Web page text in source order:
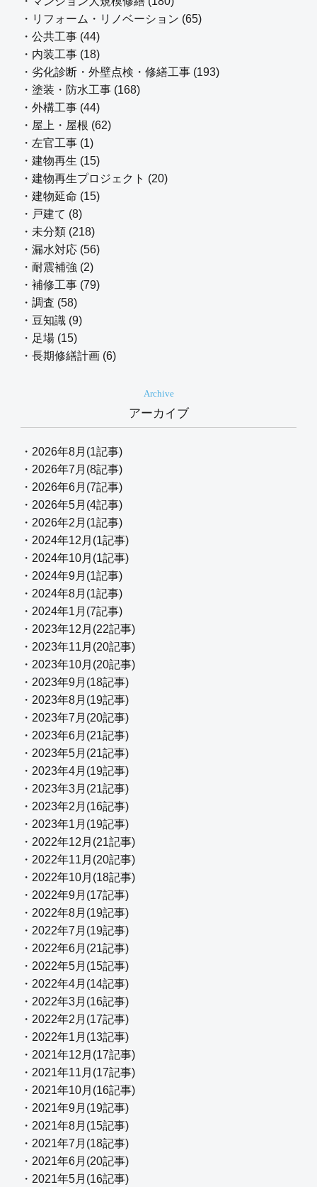
・リフォーム・リノベーション (65)
・公共工事 (44)
・内装工事 (18)
・劣化診断・外壁点検・修繕工事 (193)
・塗装・防水工事 (168)
・外構工事 (44)
・屋上・屋根 (62)
・左官工事 (1)
・建物再生 (15)
・建物再生プロジェクト (20)
・建物延命 (15)
・戸建て (8)
・未分類 (218)
・漏水対応 (56)
・耐震補強 (2)
・補修工事 (79)
・調査 (58)
・豆知識 (9)
・足場 (15)
・長期修繕計画 (6)
Archive
アーカイブ
・2026年8月(1記事)
・2026年7月(8記事)
・2026年6月(7記事)
・2026年5月(4記事)
・2026年2月(1記事)
・2024年12月(1記事)
・2024年10月(1記事)
・2024年9月(1記事)
・2024年8月(1記事)
・2024年1月(7記事)
・2023年12月(22記事)
・2023年11月(20記事)
・2023年10月(20記事)
・2023年9月(18記事)
・2023年8月(19記事)
・2023年7月(20記事)
・2023年6月(21記事)
・2023年5月(21記事)
・2023年4月(19記事)
・2023年3月(21記事)
・2023年2月(16記事)
・2023年1月(19記事)
・2022年12月(21記事)
・2022年11月(20記事)
・2022年10月(18記事)
・2022年9月(17記事)
・2022年8月(19記事)
・2022年7月(19記事)
・2022年6月(21記事)
・2022年5月(15記事)
・2022年4月(14記事)
・2022年3月(16記事)
・2022年2月(17記事)
・2022年1月(13記事)
・2021年12月(17記事)
・2021年11月(17記事)
・2021年10月(16記事)
・2021年9月(19記事)
・2021年8月(15記事)
・2021年7月(18記事)
・2021年6月(20記事)
・2021年5月(16記事)